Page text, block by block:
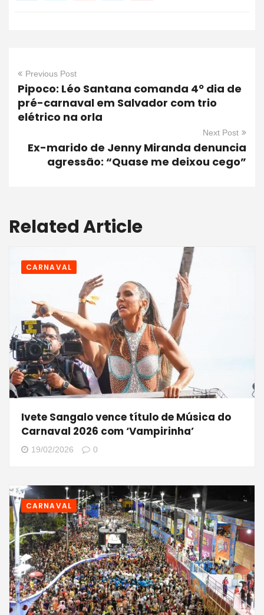
Previous Post
Pipoco: Léo Santana comanda 4º dia de
pré-carnaval em Salvador com trio
elétrico na orla
Next Post
Ex-marido de Jenny Miranda denuncia
agressão: “Quase me deixou cego”
Related Article
CARNAVAL
Ivete Sangalo vence título de Música do
Carnaval 2026 com ‘Vampirinha’
19/02/2026 0
CARNAVAL